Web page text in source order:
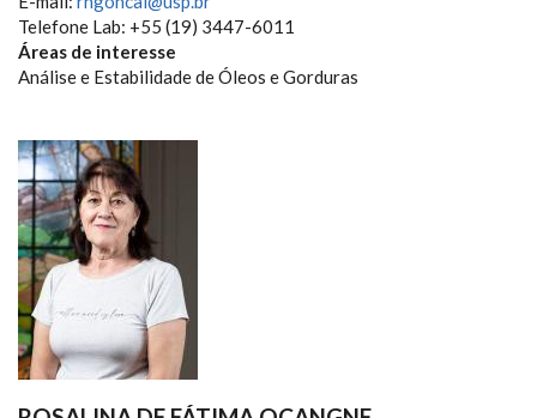
Telefone Lab: +55 (19) 3447-6011
Áreas de interesse
Análise e Estabilidade de Óleos e Gorduras